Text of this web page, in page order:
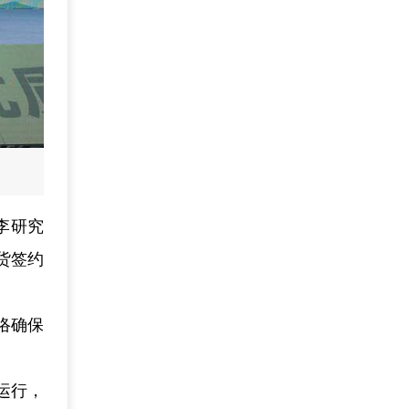
研究
签约
确保
行，